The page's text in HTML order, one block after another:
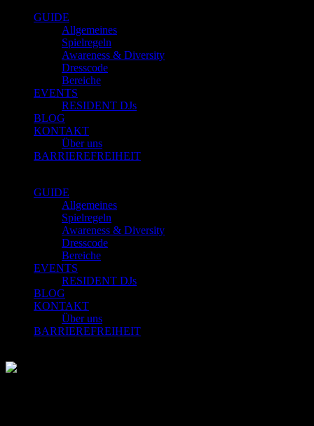
GUIDE
Allgemeines
Spielregeln
Awareness & Diversity
Dresscode
Bereiche
EVENTS
RESIDENT DJs
BLOG
KONTAKT
Über uns
BARRIEREFREIHEIT
GUIDE
Allgemeines
Spielregeln
Awareness & Diversity
Dresscode
Bereiche
EVENTS
RESIDENT DJs
BLOG
KONTAKT
Über uns
BARRIEREFREIHEIT